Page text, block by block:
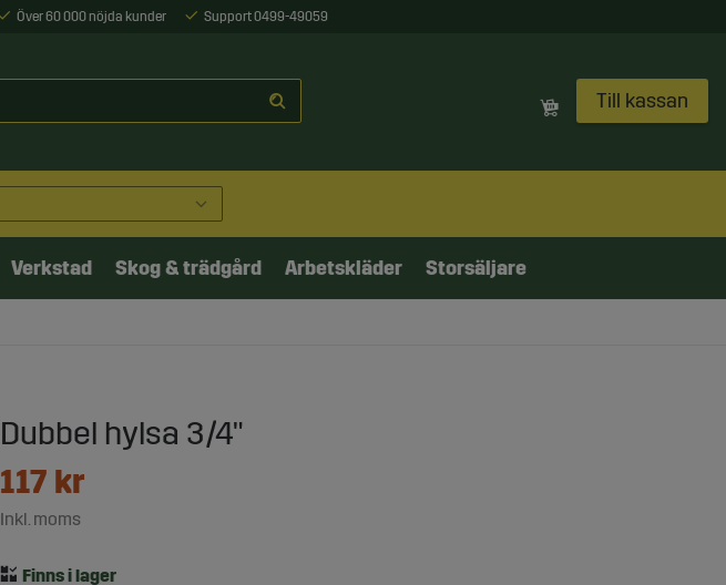
Över 60 000 nöjda kunder Support 0499-49059
Till kassan
Verkstad Skog & trädgård Arbetskläder Storsäljare
Dubbel hylsa 3/4"
117 kr
Inkl. moms